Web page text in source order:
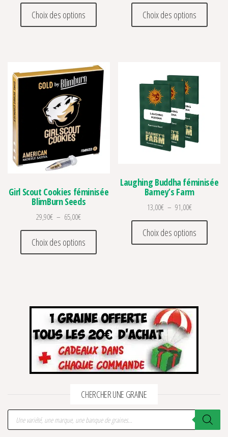
Choix des options
Ce produit a plusieurs variations. Les
Choix des options
Ce
Girl Scout Cookies féminisée
BlimBurn Seeds
29,90€ – 65,00€Plage de prix : 29,90€ à 65,00€
Choix des options
Ce produit a plusieurs variations. Les
Laughing Buddha féminisée
Barney’s Farm
13,00€ – 91,00€Plage de prix
Choix des options
Ce
CHERCHER UNE GRAINE
Recherche de produits